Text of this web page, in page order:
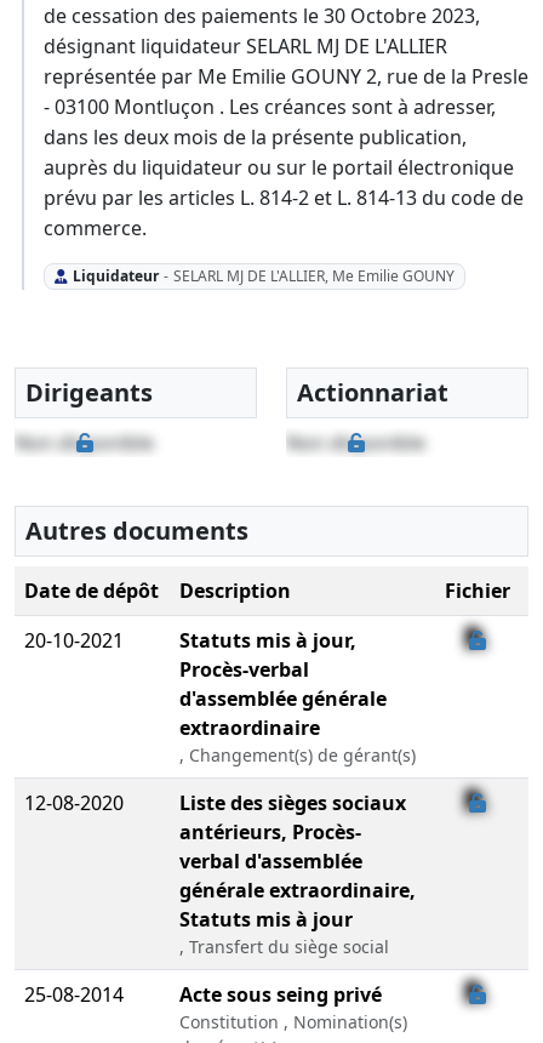
de cessation des paiements le 30 Octobre 2023,
désignant liquidateur SELARL MJ DE L'ALLIER
représentée par Me Emilie GOUNY 2, rue de la Presle
- 03100 Montluçon . Les créances sont à adresser,
dans les deux mois de la présente publication,
auprès du liquidateur ou sur le portail électronique
prévu par les articles L. 814-2 et L. 814-13 du code de
commerce.
Liquidateur - SELARL MJ DE L'ALLIER, Me Emilie GOUNY
Dirigeants
Non disponible
Actionnariat
Non disponible
Autres documents
Date de dépôt Description
Fichier
20-10-2021
Statuts mis à jour,
Procès-verbal
d'assemblée générale
extraordinaire
, Changement(s) de gérant(s)
12-08-2020
Liste des sièges sociaux
antérieurs, Procès-
verbal d'assemblée
générale extraordinaire,
Statuts mis à jour
, Transfert du siège social
25-08-2014 Acte sous seing privé
Constitution , Nomination(s)